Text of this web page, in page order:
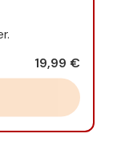
19,99 €